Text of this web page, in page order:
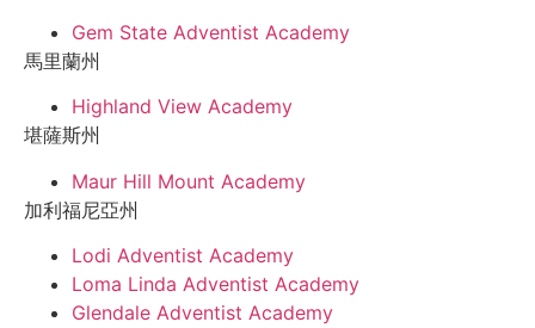
Gem State Adventist Academy
馬里蘭州
Highland View Academy
堪薩斯州
Maur Hill Mount Academy
加利福尼亞州
Lodi Adventist Academy
Loma Linda Adventist Academy
Glendale Adventist Academy